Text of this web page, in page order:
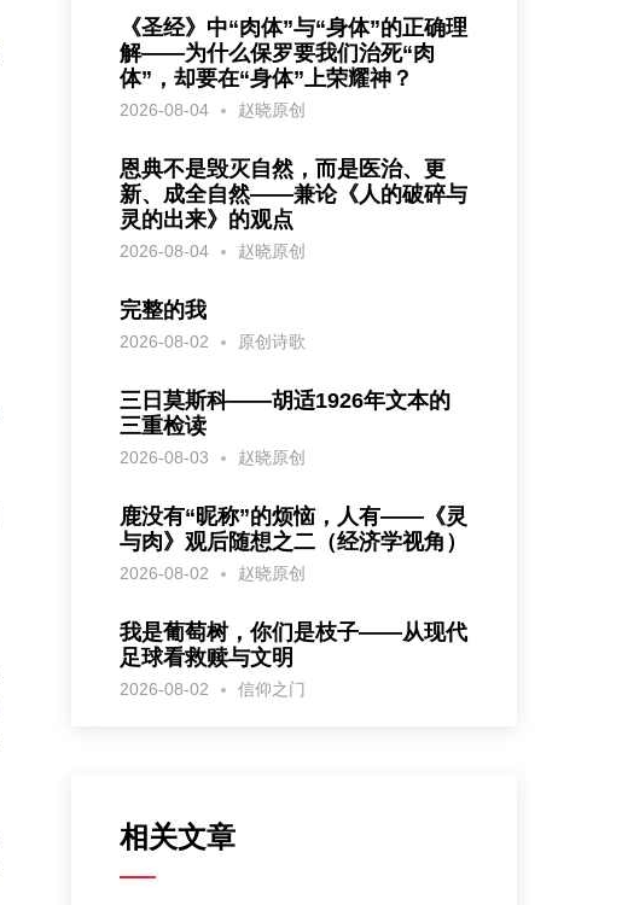
《圣经》中“肉体”与“身体”的正确理
解——为什么保罗要我们治死“肉
体”，却要在“身体”上荣耀神？
2026-08-04 赵晓原创
恩典不是毁灭自然，而是医治、更
新、成全自然——兼论《人的破碎与
灵的出来》的观点
2026-08-04 赵晓原创
完整的我
2026-08-02 原创诗歌
三日莫斯科——胡适1926年文本的
三重检读
2026-08-03 赵晓原创
鹿没有“昵称”的烦恼，人有——《灵
与肉》观后随想之二（经济学视角）
2026-08-02 赵晓原创
我是葡萄树，你们是枝子——从现代
足球看救赎与文明
2026-08-02 信仰之门
相关文章